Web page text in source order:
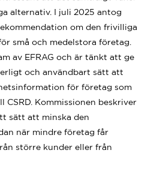
alternativ. I juli 2025 antog
om den frivilliga
små och medelstora företag.
av EFRAG och är tänkt att ge
och användbart sätt att
för företag som
CSRD. Kommissionen beskriver
sätt att minska den
när mindre företag får
större kunder eller från